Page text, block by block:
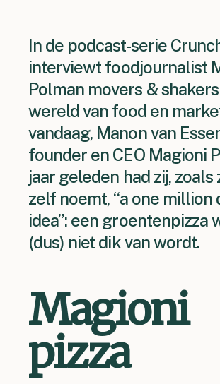
In de podcast-serie
interviewt foodjournalist
Polman movers &
wereld van food en
vandaag, Manon van
founder en CEO Magioni
jaar geleden had zij, zoals
zelf noemt, “a one million
idea”: een groentenpizza
(dus) niet dik van wordt.
Magioni
pizza